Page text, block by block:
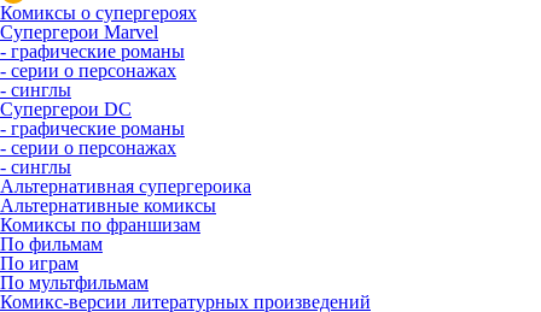
Комиксы о супергероях
Супергерои Marvel
- графические романы
- серии о персонажах
- синглы
Супергерои DC
- графические романы
- серии о персонажах
- синглы
Альтернативная супергероика
Альтернативные комиксы
Комиксы по франшизам
По фильмам
По играм
По мультфильмам
Комикс-версии литературных произведений